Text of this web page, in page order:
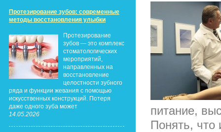
Протезирование зубов: современные
методы восстановления улыбки
Протезирование
зубов — это комплекс
стоматологических
мероприятий,
направленных на
восстановление
целостности зубного
ряда и функции жевания с помощью
искусственных конструкций. Потеря
даже одного зуба может
14.05.2026
питание,
Понять, что